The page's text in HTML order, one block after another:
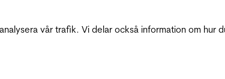
vår trafik. Vi delar också information om hur